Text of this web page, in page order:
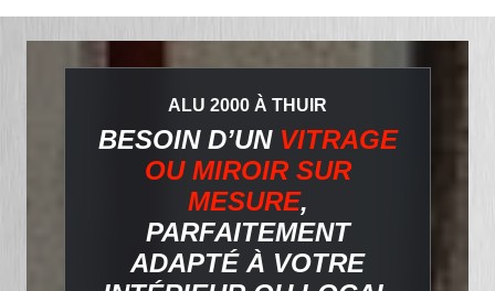
ALU 2000 À THUIR
BESOIN D’UN VITRAGE
OU MIROIR SUR
MESURE,
PARFAITEMENT
ADAPTÉ À VOTRE